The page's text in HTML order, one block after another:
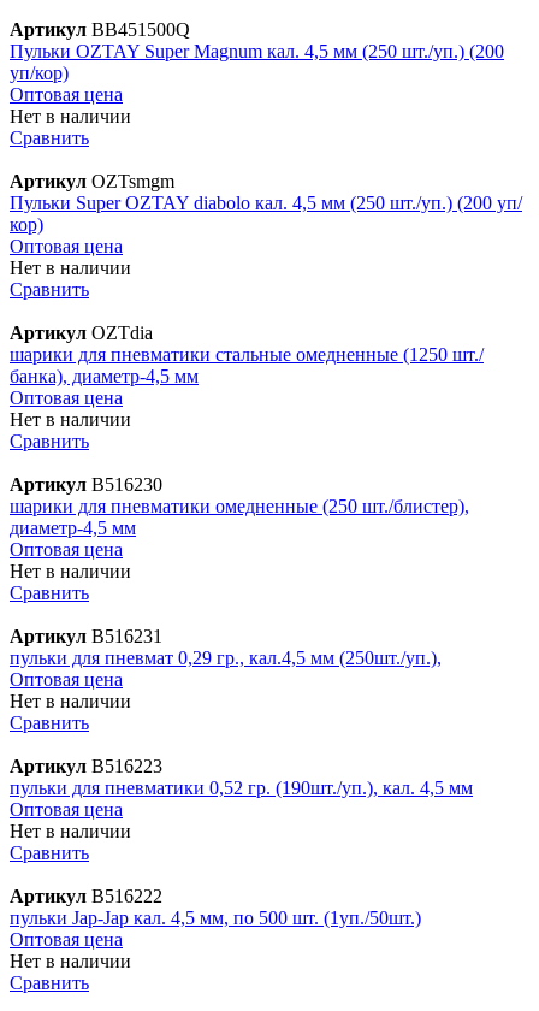
Артикул BB451500Q
Пульки OZTAY Super Magnum кал. 4,5 мм (250 шт./уп.) (200
уп/кор)
Оптовая цена
Нет в наличии
Сравнить
Артикул OZTsmgm
Пульки Super OZTAY diabolo кал. 4,5 мм (250 шт./уп.) (200 уп/
кор)
Оптовая цена
Нет в наличии
Сравнить
Артикул OZTdia
шарики для пневматики стальные омедненные (1250 шт./
банка), диаметр-4,5 мм
Оптовая цена
Нет в наличии
Сравнить
Артикул В516230
шарики для пневматики омедненные (250 шт./блистер),
диаметр-4,5 мм
Оптовая цена
Нет в наличии
Сравнить
Артикул В516231
пульки для пневмат 0,29 гр., кал.4,5 мм (250шт./уп.),
Оптовая цена
Нет в наличии
Сравнить
Артикул В516223
пульки для пневматики 0,52 гр. (190шт./уп.), кал. 4,5 мм
Оптовая цена
Нет в наличии
Сравнить
Артикул В516222
пульки Jap-Jap кал. 4,5 мм, по 500 шт. (1уп./50шт.)
Оптовая цена
Нет в наличии
Сравнить